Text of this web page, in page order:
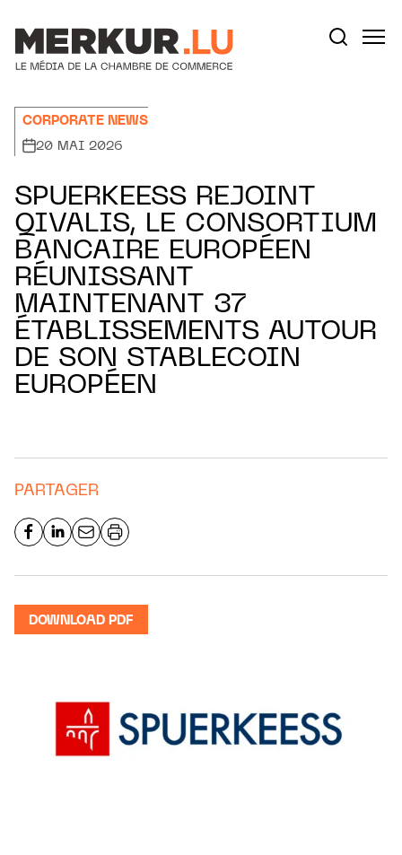
CORPORATE NEWS
20 MAI 2026
SPUERKEESS REJOINT
QIVALIS, LE CONSORTIUM
BANCAIRE EUROPÉEN
RÉUNISSANT
MAINTENANT 37
ÉTABLISSEMENTS AUTOUR
DE SON STABLECOIN
EUROPÉEN
PARTAGER
DOWNLOAD PDF